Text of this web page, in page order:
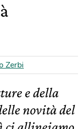
Zerbi
e della
novità del